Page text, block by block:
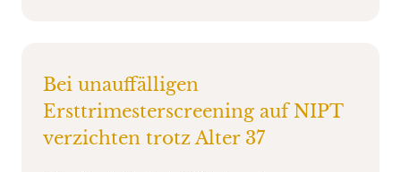
Bei unauffälligen
Ersttrimesterscreening auf NIPT
verzichten trotz Alter 37